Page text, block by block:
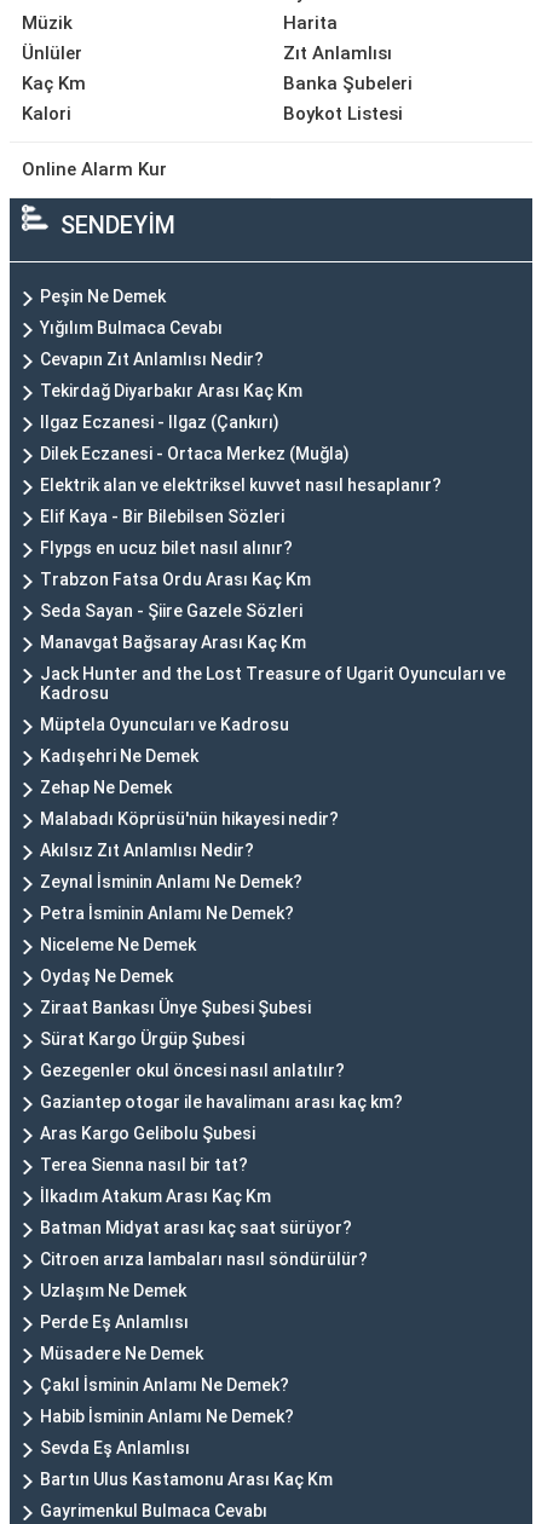
Müzik
Ünlüler
Kaç Km
Kalori
Harita
Zıt Anlamlısı
Banka Şubeleri
Boykot Listesi
Online Alarm Kur
SENDEYİM
Peşin Ne Demek
Yığılım Bulmaca Cevabı
Cevapın Zıt Anlamlısı Nedir?
Tekirdağ Diyarbakır Arası Kaç Km
Ilgaz Eczanesi - Ilgaz (Çankırı)
Dilek Eczanesi - Ortaca Merkez (Muğla)
Elektrik alan ve elektriksel kuvvet nasıl hesaplanır?
Elif Kaya - Bir Bilebilsen Sözleri
Flypgs en ucuz bilet nasıl alınır?
Trabzon Fatsa Ordu Arası Kaç Km
Seda Sayan - Şiire Gazele Sözleri
Manavgat Bağsaray Arası Kaç Km
Jack Hunter and the Lost Treasure of Ugarit Oyuncuları ve
Kadrosu
Müptela Oyuncuları ve Kadrosu
Kadışehri Ne Demek
Zehap Ne Demek
Malabadı Köprüsü'nün hikayesi nedir?
Akılsız Zıt Anlamlısı Nedir?
Zeynal İsminin Anlamı Ne Demek?
Petra İsminin Anlamı Ne Demek?
Niceleme Ne Demek
Oydaş Ne Demek
Ziraat Bankası Ünye Şubesi Şubesi
Sürat Kargo Ürgüp Şubesi
Gezegenler okul öncesi nasıl anlatılır?
Gaziantep otogar ile havalimanı arası kaç km?
Aras Kargo Gelibolu Şubesi
Terea Sienna nasıl bir tat?
İlkadım Atakum Arası Kaç Km
Batman Midyat arası kaç saat sürüyor?
Citroen arıza lambaları nasıl söndürülür?
Uzlaşım Ne Demek
Perde Eş Anlamlısı
Müsadere Ne Demek
Çakıl İsminin Anlamı Ne Demek?
Habib İsminin Anlamı Ne Demek?
Sevda Eş Anlamlısı
Bartın Ulus Kastamonu Arası Kaç Km
Gayrimenkul Bulmaca Cevabı